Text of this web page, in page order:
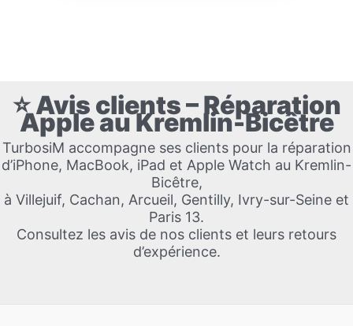
⭐ Avis clients – Réparation
Apple au Kremlin-Bicêtre
TurbosiM accompagne ses clients pour la réparation
d’iPhone, MacBook, iPad et Apple Watch au Kremlin-
Bicêtre,
à Villejuif, Cachan, Arcueil, Gentilly, Ivry-sur-Seine et
Paris 13.
Consultez les avis de nos clients et leurs retours
d’expérience.